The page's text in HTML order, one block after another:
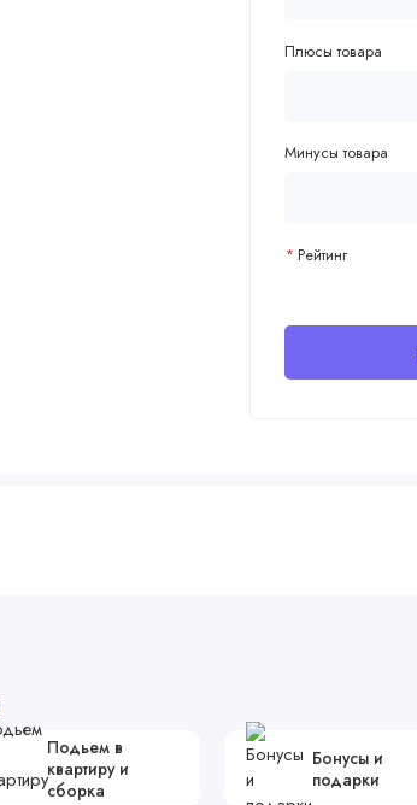
Плюсы товара
Минусы товара
Рейтинг
Подьем в
квартиру и
сборка
Бонусы и
подарки